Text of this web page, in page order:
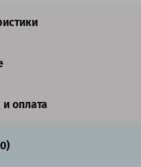
Картридж лазерный
страниц формата А4 при
оплата